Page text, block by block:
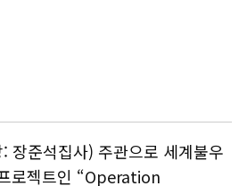
장준석집사) 주관으로 세계불우
로젝트인 “Operation